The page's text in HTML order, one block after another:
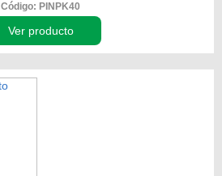
Código: PINPK40
Ver producto